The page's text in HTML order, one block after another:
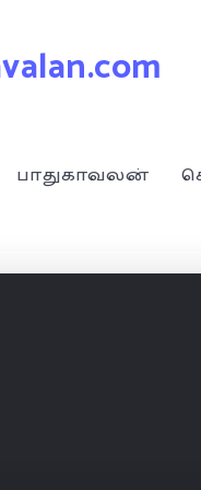
பாதுகாவலன்